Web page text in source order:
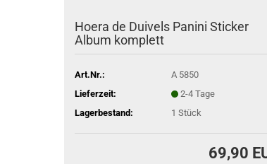
Hoera de Duivels Panini Sticker
Album komplett
Art.Nr.:
A 5850
Lieferzeit:
2-4 Tage
Lagerbestand:
1 Stück
69,90